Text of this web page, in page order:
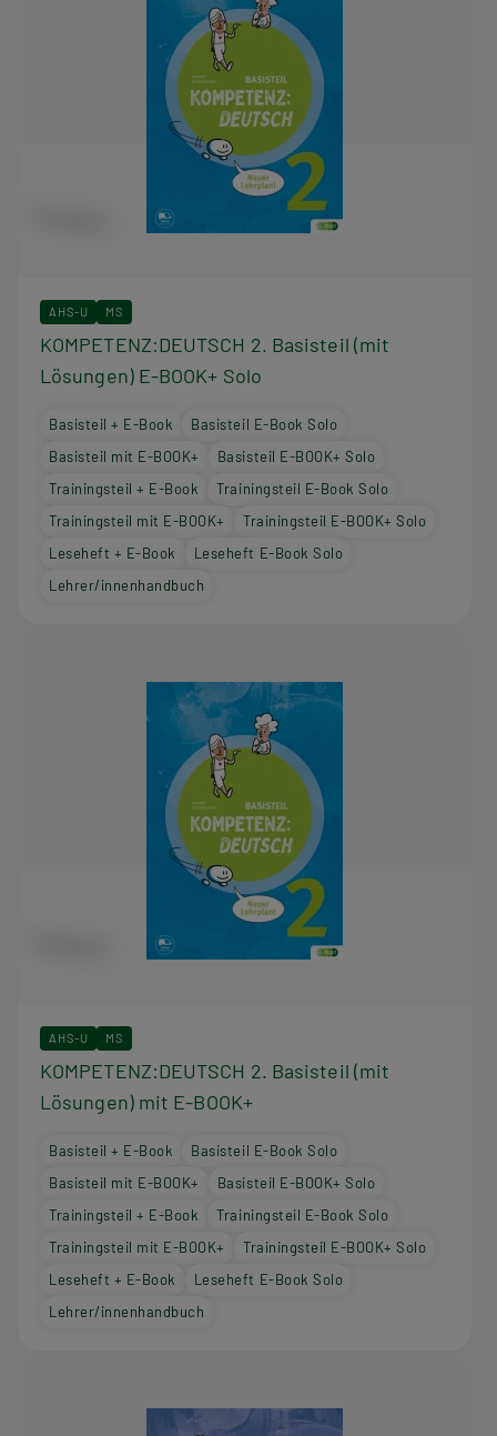
AHS-U MS
KOMPETENZ:DEUTSCH 2. Basisteil (mit
Lösungen) E-BOOK+ Solo
Basisteil + E-Book
Basisteil E-Book Solo
Basisteil mit E-BOOK+
Basisteil E-BOOK+ Solo
Trainingsteil + E-Book
Trainingsteil E-Book Solo
Trainingsteil mit E-BOOK+
Trainingsteil E-BOOK+ Solo
Leseheft + E-Book
Leseheft E-Book Solo
Lehrer/innenhandbuch
AHS-U MS
KOMPETENZ:DEUTSCH 2. Basisteil (mit
Lösungen) mit E-BOOK+
Basisteil + E-Book
Basisteil E-Book Solo
Basisteil mit E-BOOK+
Basisteil E-BOOK+ Solo
Trainingsteil + E-Book
Trainingsteil E-Book Solo
Trainingsteil mit E-BOOK+
Trainingsteil E-BOOK+ Solo
Leseheft + E-Book
Leseheft E-Book Solo
Lehrer/innenhandbuch